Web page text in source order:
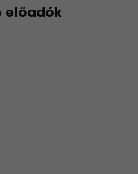
előadók